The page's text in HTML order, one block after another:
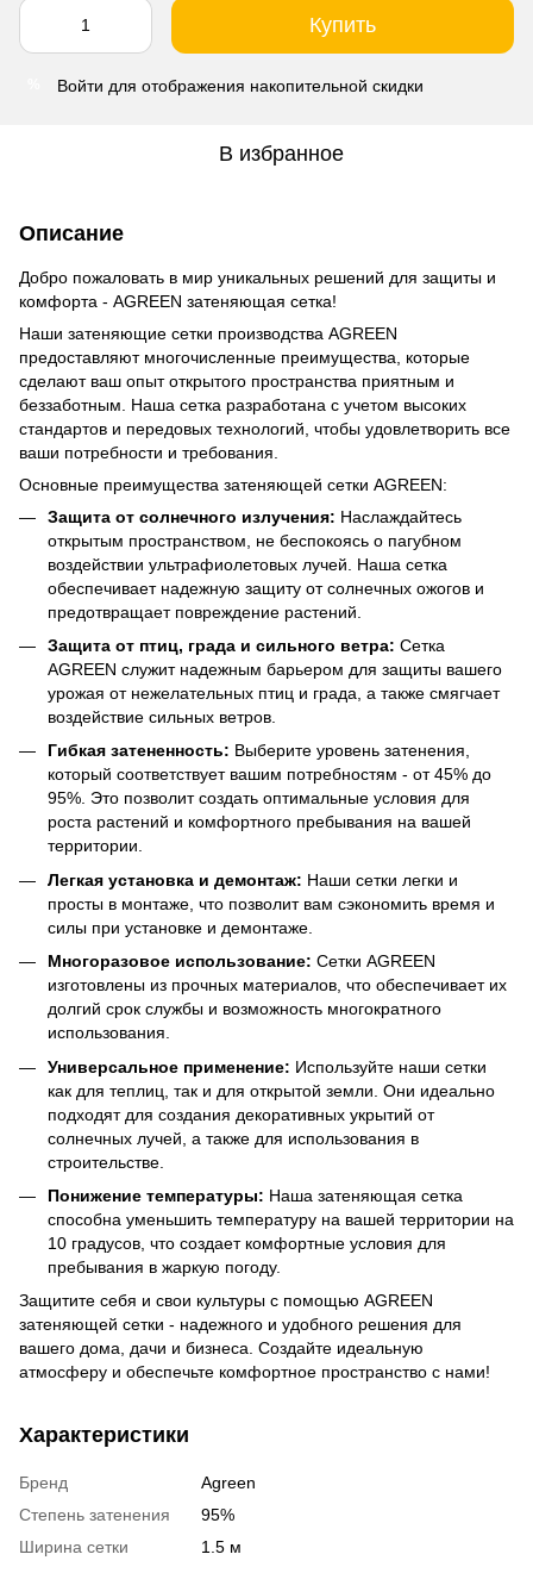
Купить
Войти для отображения накопительной скидки
В избранное
Описание
Добро пожаловать в мир уникальных решений для защиты и
комфорта - AGREEN затеняющая сетка!
Наши затеняющие сетки производства AGREEN
предоставляют многочисленные преимущества, которые
сделают ваш опыт открытого пространства приятным и
беззаботным. Наша сетка разработана с учетом высоких
стандартов и передовых технологий, чтобы удовлетворить все
ваши потребности и требования.
Основные преимущества затеняющей сетки AGREEN:
Защита от солнечного излучения: Наслаждайтесь
открытым пространством, не беспокоясь о пагубном
воздействии ультрафиолетовых лучей. Наша сетка
обеспечивает надежную защиту от солнечных ожогов и
предотвращает повреждение растений.
Защита от птиц, града и сильного ветра: Сетка
AGREEN служит надежным барьером для защиты вашего
урожая от нежелательных птиц и града, а также смягчает
воздействие сильных ветров.
Гибкая затененность: Выберите уровень затенения,
который соответствует вашим потребностям - от 45% до
95%. Это позволит создать оптимальные условия для
роста растений и комфортного пребывания на вашей
территории.
Легкая установка и демонтаж: Наши сетки легки и
просты в монтаже, что позволит вам сэкономить время и
силы при установке и демонтаже.
Многоразовое использование: Сетки AGREEN
изготовлены из прочных материалов, что обеспечивает их
долгий срок службы и возможность многократного
использования.
Универсальное применение: Используйте наши сетки
как для теплиц, так и для открытой земли. Они идеально
подходят для создания декоративных укрытий от
солнечных лучей, а также для использования в
строительстве.
Понижение температуры: Наша затеняющая сетка
способна уменьшить температуру на вашей территории на
10 градусов, что создает комфортные условия для
пребывания в жаркую погоду.
Защитите себя и свои культуры с помощью AGREEN
затеняющей сетки - надежного и удобного решения для
вашего дома, дачи и бизнеса. Создайте идеальную
атмосферу и обеспечьте комфортное пространство с нами!
Характеристики
Бренд
Agreen
Степень затенения
95%
Ширина сетки
1.5 м